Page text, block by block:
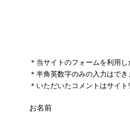
＊当サイトのフォームを利用
＊半角英数字のみの入力はでき
＊いただいたコメントはサイ
お名前